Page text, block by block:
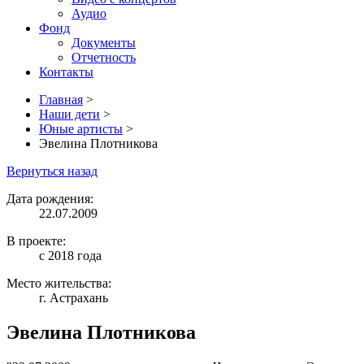
Аудио
Фонд
Документы
Отчетность
Контакты
Главная >
Наши дети >
Юные артисты >
Эвелина Плотникова
Вернуться назад
Дата рождения:
22.07.2009
В проекте:
с 2018 года
Место жительства:
г. Астрахань
Эвелина Плотникова